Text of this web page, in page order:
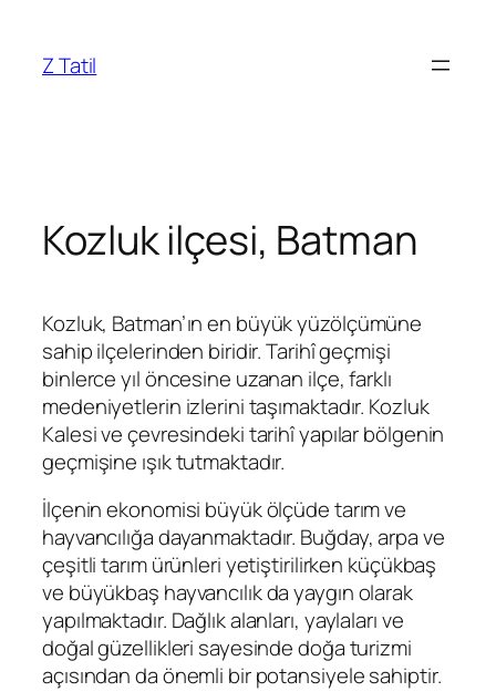
Z Tatil
Kozluk ilçesi, Batman
Kozluk, Batman’ın en büyük yüzölçümüne
sahip ilçelerinden biridir. Tarihî geçmişi
binlerce yıl öncesine uzanan ilçe, farklı
medeniyetlerin izlerini taşımaktadır. Kozluk
Kalesi ve çevresindeki tarihî yapılar bölgenin
geçmişine ışık tutmaktadır.
İlçenin ekonomisi büyük ölçüde tarım ve
hayvancılığa dayanmaktadır. Buğday, arpa ve
çeşitli tarım ürünleri yetiştirilirken küçükbaş
ve büyükbaş hayvancılık da yaygın olarak
yapılmaktadır. Dağlık alanları, yaylaları ve
doğal güzellikleri sayesinde doğa turizmi
açısından da önemli bir potansiyele sahiptir.